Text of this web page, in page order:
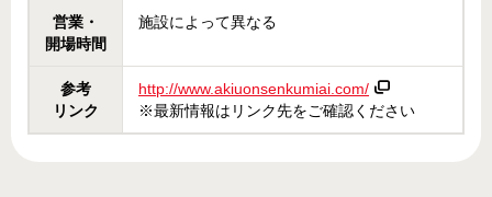
営業・
開場時間
施設によって異なる
参考
リンク
http://www.akiuonsenkumiai.com/
※最新情報はリンク先をご確認ください